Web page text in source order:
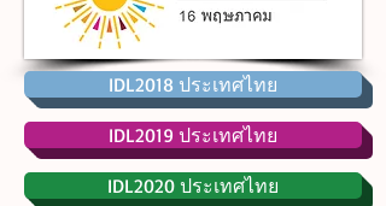
IDL2018 ประเทศไทย
IDL2019 ประเทศไทย
IDL2020 ประเทศไทย